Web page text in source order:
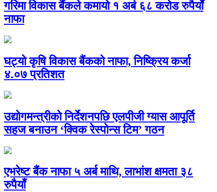
गरिमा विकास बैंकले कमायो १ अर्ब ६८ करोड रुपैयाँ
नाफा
घट्यो कृषि विकास बैंकको नाफा, निष्क्रिय कर्जा
४.०७ प्रतिशत
उद्योगमन्त्रीको निर्देशनपछि एलपीजी ग्यास आपूर्ति
सहज बनाउन ‘क्विक रेस्पोन्स टिम’ गठन
एभरेष्ट बैंक नाफा ५ अर्ब माथि, लाभांश क्षमता ३८
रुपैयाँ